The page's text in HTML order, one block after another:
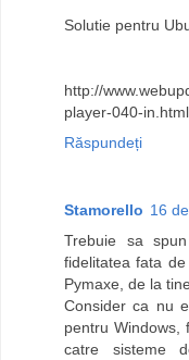
Solutie pentru
http://
player-040-in.html
Răspundeți
Stamorello 16
Trebuie sa
fidelitatea fata
Pymaxe, de la
Consider ca nu
pentru Windows,
catre sisteme